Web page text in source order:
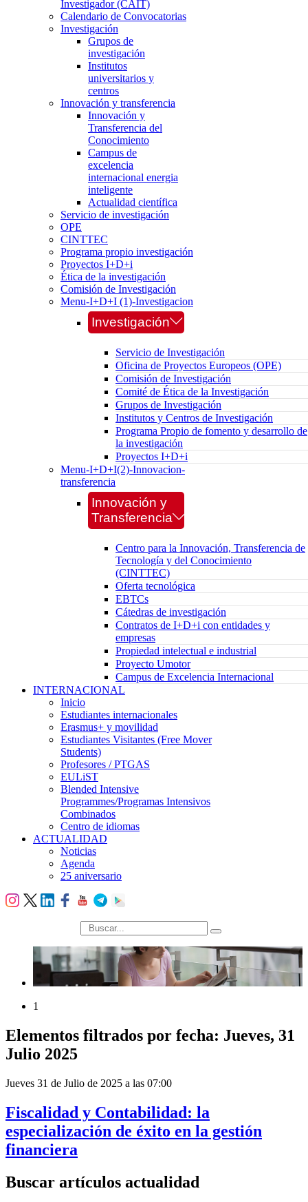
Investigador (CAIT)
Calendario de Convocatorias
Investigación
Grupos de
investigación
Institutos
universitarios y
centros
Innovación y transferencia
Innovación y
Transferencia del
Conocimiento
Campus de
excelencia
internacional energia
inteligente
Actualidad científica
Servicio de investigación
OPE
CINTTEC
Programa propio investigación
Proyectos I+D+i
Ética de la investigación
Comisión de Investigación
Menu-I+D+I (1)-Investigacion
Investigación
Servicio de Investigación
Oficina de Proyectos Europeos (OPE)
Comisión de Investigación
Comité de Ética de la Investigación
Grupos de Investigación
Institutos y Centros de Investigación
Programa Propio de fomento y desarrollo de
la investigación
Proyectos I+D+i
Menu-I+D+I(2)-Innovacion-
transferencia
Innovación y
Transferencia
Centro para la Innovación, Transferencia de
Tecnología y del Conocimiento
(CINTTEC)
Oferta tecnológica
EBTCs
Cátedras de investigación
Contratos de I+D+i con entidades y
empresas
Propiedad intelectual e industrial
Proyecto Umotor
Campus de Excelencia Internacional
INTERNACIONAL
Inicio
Estudiantes internacionales
Erasmus+ y movilidad
Estudiantes Visitantes (Free Mover
Students)
Profesores / PTGAS
EULiST
Blended Intensive
Programmes/Programas Intensivos
Combinados
Centro de idiomas
ACTUALIDAD
Noticias
Agenda
25 aniversario
búsqueda
1
Elementos filtrados por fecha: Jueves, 31
Julio 2025
Jueves 31 de Julio de 2025 a las 07:00
Fiscalidad y Contabilidad: la
especialización de éxito en la gestión
financiera
Buscar artículos actualidad